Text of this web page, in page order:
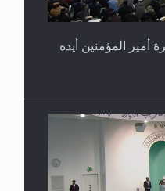
أمير المؤمنين أيده